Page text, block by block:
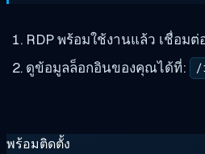
RDP พร้อมใช้งานแล้ว เชื่อมต่
ดูข้อมูลล็อกอินของคุณได้ที่:
/
พร้อมติดตั้ง